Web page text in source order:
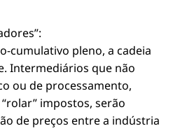
cumulativo pleno, a cadeia
Intermediários que não
ou de processamento,
impostos, serão
de preços entre a indústria